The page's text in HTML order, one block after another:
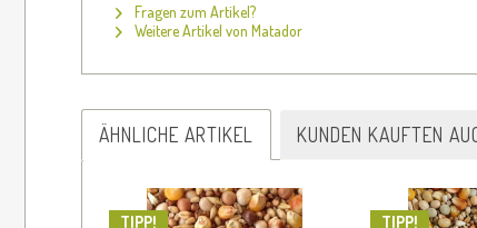
Fragen zum Artikel?
Weitere Artikel von Matador
ÄHNLICHE ARTIKEL KUNDEN KAUFTEN
TIPP! TIPP!